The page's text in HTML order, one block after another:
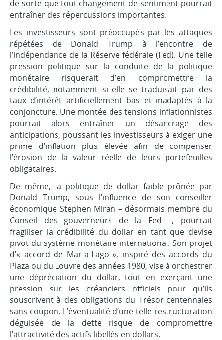
de sorte que tout changement de sentiment pourrait
entraîner des répercussions importantes.
Les investisseurs sont préoccupés par les attaques
répétées de Donald Trump à l’encontre de
l’indépendance de la Réserve fédérale (Fed). Une telle
pression politique sur la conduite de la politique
monétaire risquerait d’en compromettre la
crédibilité, notamment si elle se traduisait par des
taux d’intérêt artificiellement bas et inadaptés à la
conjoncture. Une montée des tensions inflationnistes
pourrait alors entraîner un désancrage des
anticipations, poussant les investisseurs à exiger une
prime d’inflation plus élevée afin de compenser
l’érosion de la valeur réelle de leurs portefeuilles
obligataires.
De même, la politique de dollar faible prônée par
Donald Trump, sous l’influence de son conseiller
économique Stephen Miran – désormais membre du
Conseil des gouverneurs de la Fed –, pourrait
fragiliser la crédibilité du dollar en tant que devise
pivot du système monétaire international. Son projet
d’« accord de Mar-a-Lago », inspiré des accords du
Plaza ou du Louvre des années 1980, vise à orchestrer
une dépréciation du dollar, tout en exerçant une
pression sur les créanciers officiels pour qu’ils
souscrivent à des obligations du Trésor centennales
sans coupon. L’éventualité d’une telle restructuration
déguisée de la dette risque de compromettre
l’attractivité des actifs libellés en dollars.